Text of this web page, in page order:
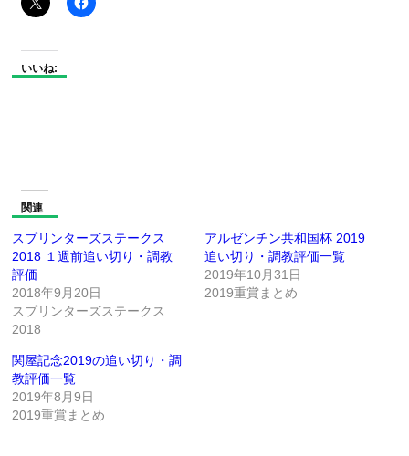
いいね:
関連
スプリンターズステークス
2018 １週前追い切り・調教
評価
2018年9月20日
スプリンターズステークス
2018
アルゼンチン共和国杯 2019
追い切り・調教評価一覧
2019年10月31日
2019重賞まとめ
関屋記念2019の追い切り・調
教評価一覧
2019年8月9日
2019重賞まとめ